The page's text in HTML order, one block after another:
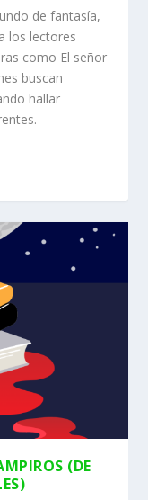
de fantasía,
los lectores
como El señor
buscan
hallar
(DE